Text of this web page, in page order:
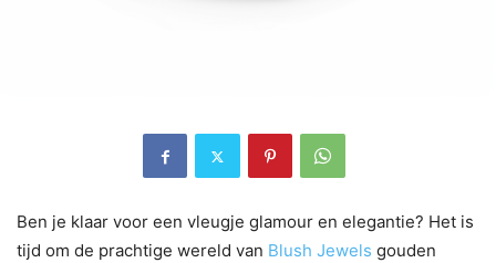
Ben je klaar voor een vleugje glamour en elegantie? Het is
tijd om de prachtige wereld van Blush Jewels gouden